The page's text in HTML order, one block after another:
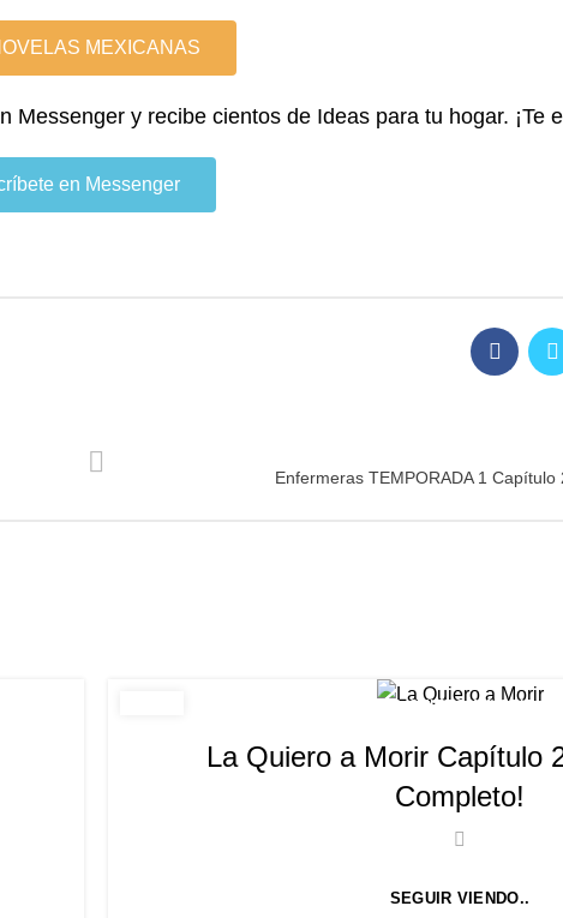
MEXICANAS
y recibe cientos de Ideas para tu hogar. ¡Te
en Messenger
Enfermeras TEMPORADA 1 Capítulo
LA QUIERO A MORIR
La Quiero a Morir Capítulo
Completo!
SEGUIR VIENDO..